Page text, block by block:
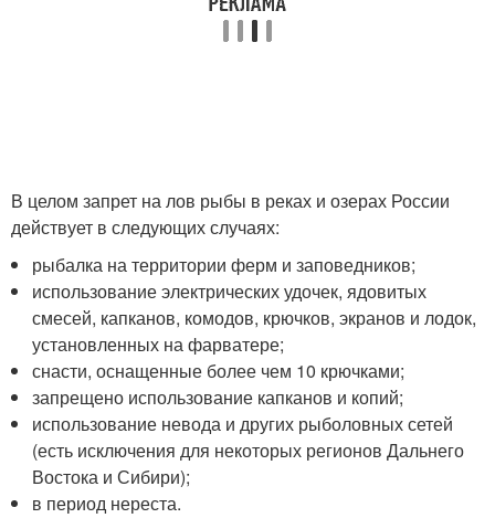
В целом запрет на лов рыбы в реках и озерах России
действует в следующих случаях:
рыбалка на территории ферм и заповедников;
использование электрических удочек, ядовитых
смесей, капканов, комодов, крючков, экранов и лодок,
установленных на фарватере;
снасти, оснащенные более чем 10 крючками;
запрещено использование капканов и копий;
использование невода и других рыболовных сетей
(есть исключения для некоторых регионов Дальнего
Востока и Сибири);
в период нереста.